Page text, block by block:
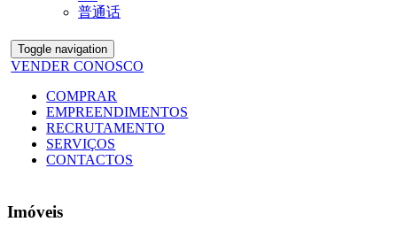
普通话
Toggle navigation
VENDER CONOSCO
COMPRAR
EMPREENDIMENTOS
RECRUTAMENTO
SERVIÇOS
CONTACTOS
Imóveis